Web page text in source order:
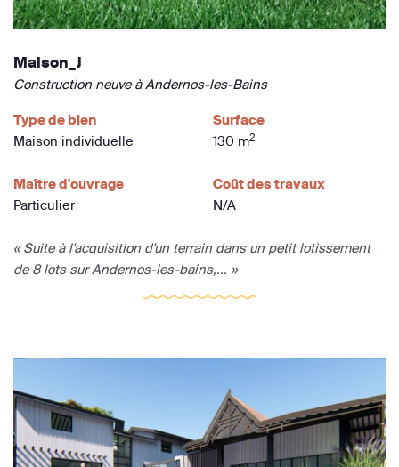
Maison_J
Construction neuve à Andernos-les-Bains
Type de bien
Maison individuelle
Surface
130 m2
Maître d'ouvrage
Particulier
Coût des travaux
N/A
« Suite à l'acquisition d'un terrain dans un petit lotissement
de 8 lots sur Andernos-les-bains,... »